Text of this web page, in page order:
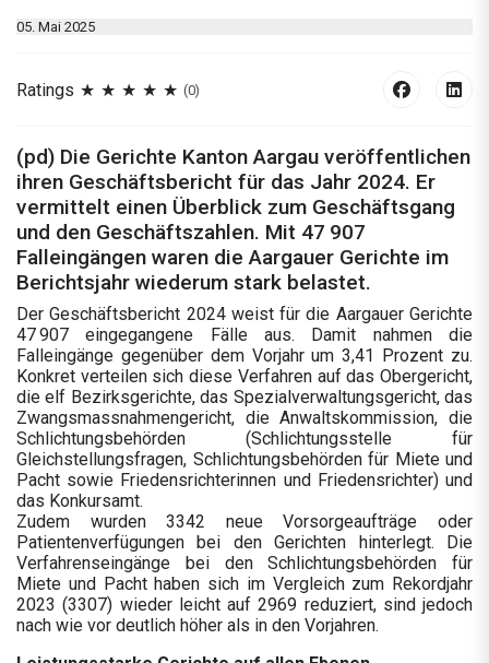
05. Mai 2025
Ratings (0)
(pd) Die Gerichte Kanton Aargau veröffentlichen
ihren Geschäftsbericht für das Jahr 2024. Er
vermittelt einen Überblick zum Geschäftsgang
und den Geschäftszahlen. Mit 47 907
Falleingängen waren die Aargauer Gerichte im
Berichtsjahr wiederum stark belastet.
Der Geschäftsbericht 2024 weist für die Aargauer Gerichte
47 907 eingegangene Fälle aus. Damit nahmen die
Falleingänge gegenüber dem Vorjahr um 3,41 Prozent zu.
Konkret verteilen sich diese Verfahren auf das Obergericht,
die elf Bezirksgerichte, das Spezialverwaltungsgericht, das
Zwangsmassnahmengericht, die Anwaltskommission, die
Schlichtungsbehörden (Schlichtungsstelle für
Gleichstellungsfragen, Schlichtungsbehörden für Miete und
Pacht sowie Friedensrichterinnen und Friedensrichter) und
das Konkursamt.
Zudem wurden 3342 neue Vorsorgeaufträge oder
Patientenverfügungen bei den Gerichten hinterlegt. Die
Verfahrenseingänge bei den Schlichtungsbehörden für
Miete und Pacht haben sich im Vergleich zum Rekordjahr
2023 (3307) wieder leicht auf 2969 reduziert, sind jedoch
nach wie vor deutlich höher als in den Vorjahren.